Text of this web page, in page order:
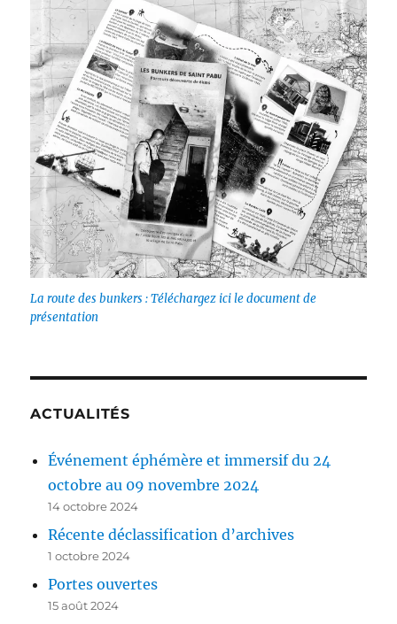
La route des bunkers : Téléchargez ici le document de
présentation
ACTUALITÉS
Événement éphémère et immersif du 24
octobre au 09 novembre 2024
14 octobre 2024
Récente déclassification d’archives
1 octobre 2024
Portes ouvertes
15 août 2024